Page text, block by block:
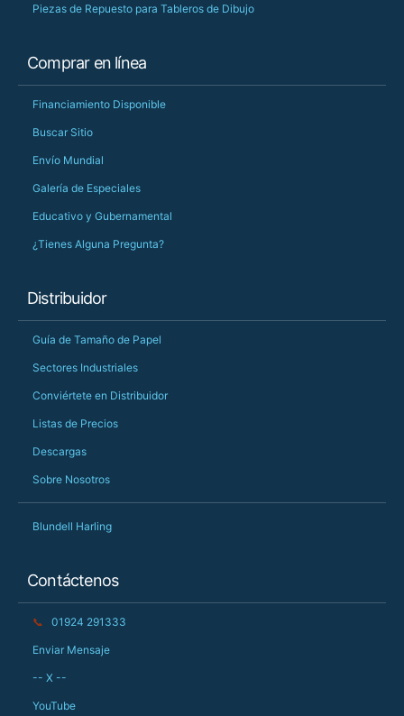
Piezas de Repuesto para Tableros de Dibujo
Comprar en línea
Financiamiento Disponible
Buscar Sitio
Envío Mundial
Galería de Especiales
Educativo y Gubernamental
¿Tienes Alguna Pregunta?
Distribuidor
Guía de Tamaño de Papel
Sectores Industriales
Conviértete en Distribuidor
Listas de Precios
Descargas
Sobre Nosotros
Blundell Harling
Contáctenos
📞 01924 291333
Enviar Mensaje
-- X --
YouTube